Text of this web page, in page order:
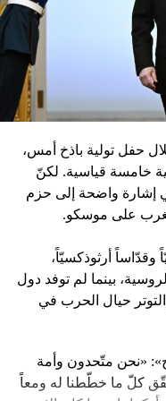
حفل تولية باذخ أمس،
خامسة قياسية. لكنّ
إشارة واضحة إلى حزم
على موسكو.
أرثوذكسيّاً،
بينما لم توفد دول
حيال الحرب في
«نحن متّحدون وأمة
كلّ ما خطّطنا له ومعاً